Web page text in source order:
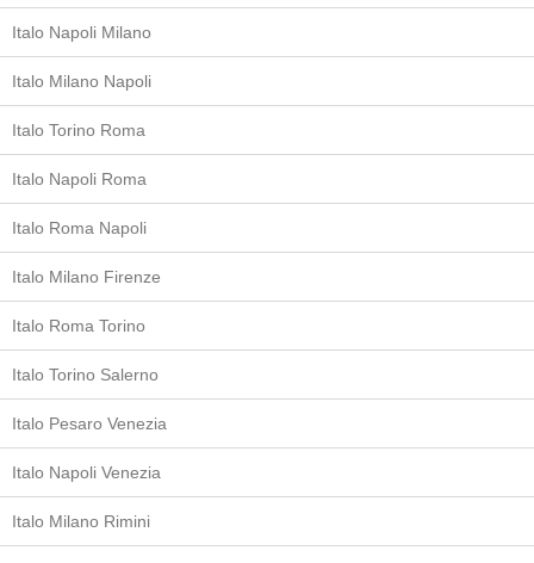
Italo Napoli Milano
Italo Milano Napoli
Italo Torino Roma
Italo Napoli Roma
Italo Roma Napoli
Italo Milano Firenze
Italo Roma Torino
Italo Torino Salerno
Italo Pesaro Venezia
Italo Napoli Venezia
Italo Milano Rimini